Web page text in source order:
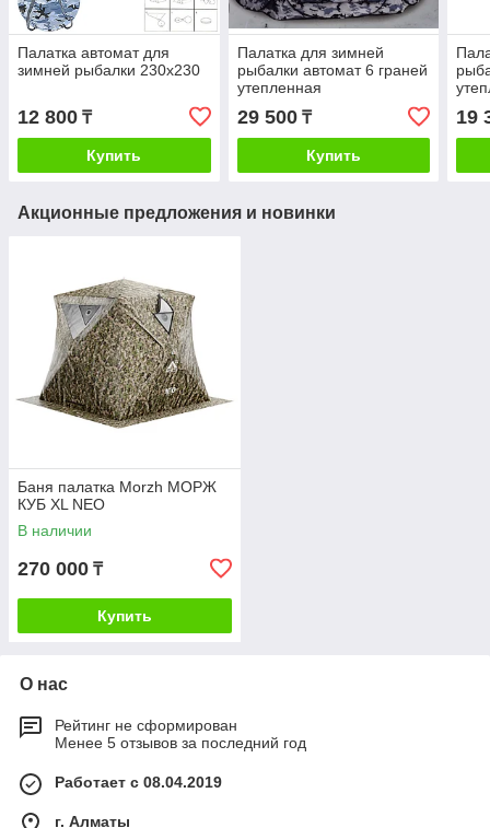
Палатка автомат для
зимней рыбалки 230х230
12 800 ₸
Купить
Палатка для зимней
рыбалки автомат 6 граней
утепленная
29 500₸
Купить
19
Акционные предложения и новинки
Баня палатка Morzh МОРЖ
КУБ XL NEO
В наличии
270 000 ₸
Купить
О нас
Рейтинг не сформирован
Менее 5 отзывов за последний год
Работает с 08.04.2019
г. Алматы